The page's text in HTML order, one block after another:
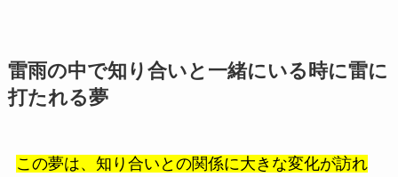
雷雨の中で知り合いと一緒にいる時に雷に
打たれる夢
この夢は、知り合いとの関係に大きな変化が訪れ